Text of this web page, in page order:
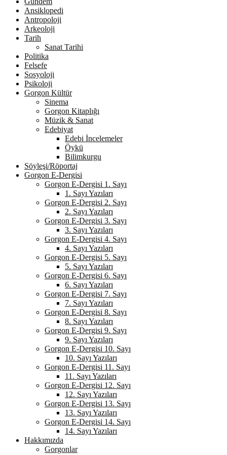
Ansiklopedi
Antropoloji
Arkeoloji
Tarih
Sanat Tarihi
Politika
Felsefe
Sosyoloji
Psikoloji
Gorgon Kültür
Sinema
Gorgon Kitaplığı
Müzik & Sanat
Edebiyat
Edebi İncelemeler
Öykü
Bilimkurgu
Söyleşi/Röportaj
Gorgon E-Dergisi
Gorgon E-Dergisi 1. Sayı
1. Sayı Yazıları
Gorgon E-Dergisi 2. Sayı
2. Sayı Yazıları
Gorgon E-Dergisi 3. Sayı
3. Sayı Yazıları
Gorgon E-Dergisi 4. Sayı
4. Sayı Yazıları
Gorgon E-Dergisi 5. Sayı
5. Sayı Yazıları
Gorgon E-Dergisi 6. Sayı
6. Sayı Yazıları
Gorgon E-Dergisi 7. Sayı
7. Sayı Yazıları
Gorgon E-Dergisi 8. Sayı
8. Sayı Yazıları
Gorgon E-Dergisi 9. Sayı
9. Sayı Yazıları
Gorgon E-Dergisi 10. Sayı
10. Sayı Yazıları
Gorgon E-Dergisi 11. Sayı
11. Sayı Yazıları
Gorgon E-Dergisi 12. Sayı
12. Sayı Yazıları
Gorgon E-Dergisi 13. Sayı
13. Sayı Yazıları
Gorgon E-Dergisi 14. Sayı
14. Sayı Yazıları
Hakkımızda
Gorgonlar